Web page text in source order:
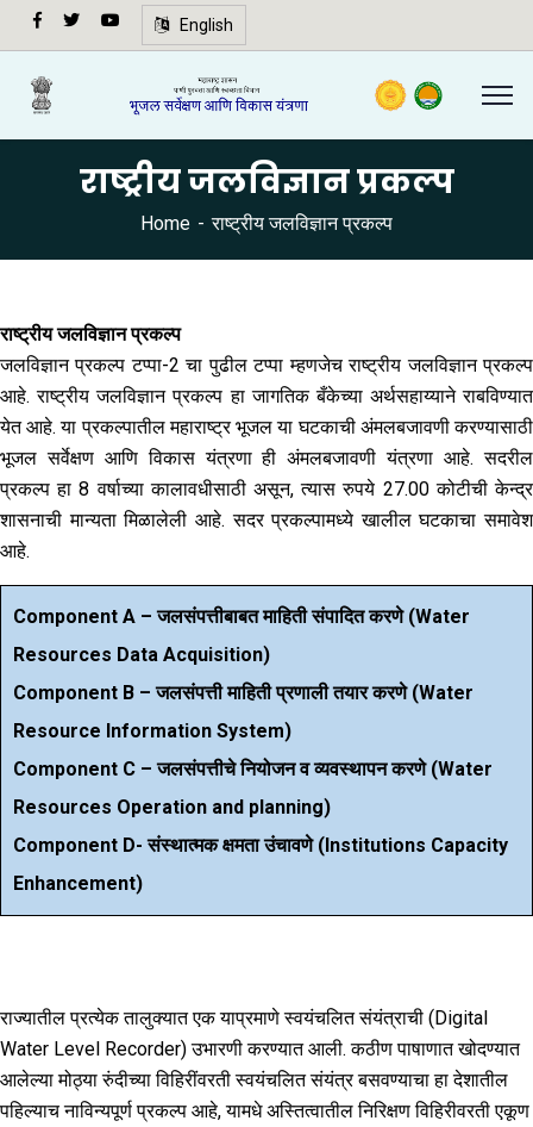
English
राष्ट्रीय जलविज्ञान प्रकल्प
Home राष्ट्रीय जलविज्ञान प्रकल्प
राष्ट्रीय जलविज्ञान प्रकल्प
जलविज्ञान प्रकल्प टप्पा-2 चा पुढील टप्पा म्हणजेच राष्ट्रीय जलविज्ञान प्रकल्प
आहे. राष्ट्रीय जलविज्ञान प्रकल्प हा जागतिक बँकेच्या अर्थसहाय्याने राबविण्यात
येत आहे. या प्रकल्पातील महाराष्ट्र भूजल या घटकाची अंमलबजावणी करण्यासाठी
भूजल सर्वेक्षण आणि विकास यंत्रणा ही अंमलबजावणी यंत्रणा आहे. सदरील
प्रकल्प हा 8 वर्षाच्या कालावधीसाठी असून, त्यास रुपये 27.00 कोटीची केन्द्र
शासनाची मान्यता मिळालेली आहे. सदर प्रकल्पामध्ये खालील घटकाचा समावेश
आहे.
Component A – जलसंपत्तीबाबत माहिती संपादित करणे (Water
Resources Data Acquisition)
Component B – जलसंपत्ती माहिती प्रणाली तयार करणे (Water
Resource Information System)
Component C – जलसंपत्तीचे नियोजन व व्यवस्थापन करणे (Water
Resources Operation and planning)
Component D- संस्थात्मक क्षमता उंचावणे (Institutions Capacity
Enhancement)
राज्यातील प्रत्येक तालुक्यात एक याप्रमाणे स्वयंचलित संयंत्राची (Digital
Water Level Recorder) उभारणी करण्यात आली. कठीण पाषाणात खोदण्यात
आलेल्या मोठ्या रुंदीच्या विहिरींवरती स्वयंचलित संयंत्र बसवण्याचा हा देशातील
पहिल्याच नाविन्यपूर्ण प्रकल्प आहे, यामधे अस्तित्वातील निरिक्षण विहिरीवरती एकूण
अ+
Speech
supported
in your